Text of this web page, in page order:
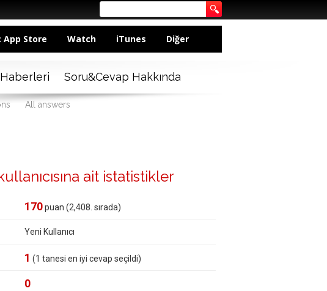
App Store Watch iTunes Diğer
Soru&Cevap Hakkında
All answers
ait istatistikler
170puan (2,408 . sırada)
Yeni Kullanıcı
1 (1 tanesi en iyi cevap seçildi)
0